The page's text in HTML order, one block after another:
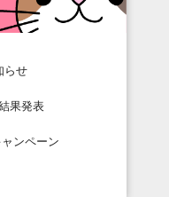
らせ
果発表
ンペーン